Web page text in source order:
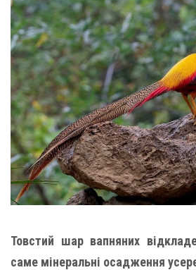
Товстий шар вапняних
саме мінеральні осадження